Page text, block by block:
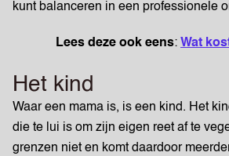
kunt balanceren in een professionele
Lees deze ook eens: Wat
Het kind
Waar een mama is, is een kind. Het
die te lui is om zijn eigen reet af te
grenzen niet en komt daardoor